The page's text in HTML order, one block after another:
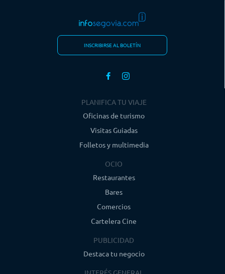
INSCRIBIRSE AL BOLETÍN
PLANIFICA TU VIAJE
Oficinas de turismo
Visitas Guiadas
Folletos y multimedia
OCIO
Restaurantes
Bares
Comercios
Cartelera Cine
PUBLICIDAD
Destaca tu negocio